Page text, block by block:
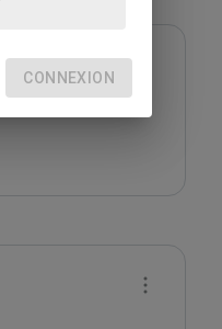
CONNEXION